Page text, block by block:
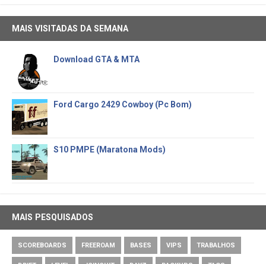
MAIS VISITADAS DA SEMANA
Download GTA & MTA
Ford Cargo 2429 Cowboy (Pc Bom)
S10 PMPE (Maratona Mods)
MAIS PESQUISADOS
SCOREBOARDS FREEROAM BASES VIPS TRABALHOS